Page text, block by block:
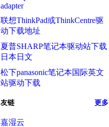
adapter
联想ThinkPad或ThinkCentre驱
动下载地址
夏普SHARP笔记本驱动站下载
日本日文
松下panasonic笔记本国际英文
站驱动下载
友链 更多
嘉湿云